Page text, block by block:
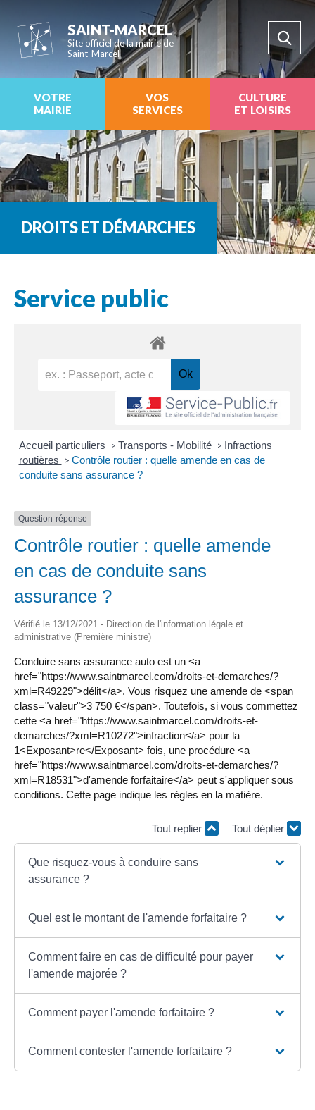
SAINT-MARCEL
Site officiel de la mairie de
Saint-Marcel
VOTRE
MAIRIE
VOS
SERVICES
CULTURE
ET LOISIRS
DROITS ET DÉMARCHES
Service public
Accueil particuliers > Transports - Mobilité > Infractions
routières
> Contrôle routier : quelle amende en cas de
conduite sans assurance ?
Question-réponse
Contrôle routier : quelle amende
en cas de conduite sans
assurance ?
Vérifié le 13/12/2021 - Direction de l'information légale et
administrative (Première ministre)
Conduire sans assurance auto est un <a
href="https://www.saintmarcel.com/droits-et-demarches/?
xml=R49229">délit</a>. Vous risquez une amende de <span
class="valeur">3 750 €</span>. Toutefois, si vous commettez
cette <a href="https://www.saintmarcel.com/droits-et-
demarches/?xml=R10272">infraction</a> pour la
1<Exposant>re</Exposant> fois, une procédure <a
href="https://www.saintmarcel.com/droits-et-demarches/?
xml=R18531">d'amende forfaitaire</a> peut s'appliquer sous
conditions. Cette page indique les règles en la matière.
Tout replier Tout déplier
Que risquez-vous à conduire sans
assurance ?
Quel est le montant de l'amende forfaitaire ?
Comment faire en cas de difficulté pour payer
l'amende majorée ?
Comment payer l'amende forfaitaire ?
Comment contester l'amende forfaitaire ?